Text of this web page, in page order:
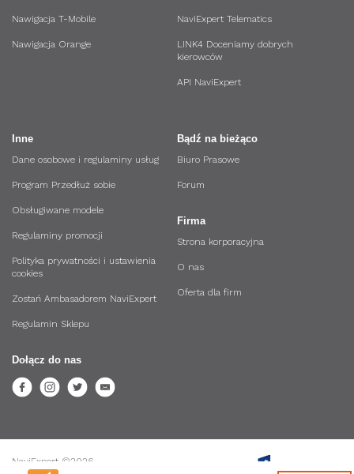
Nawigacja T-Mobile
Nawigacja Orange
NaviExpert Telematics
LINK4 Doceniamy dobrych
kierowców
API NaviExpert
Bądź na bieżąco
Biuro Prasowe
Forum
Firma
Strona korporacyjna
O nas
Oferta dla firm
Inne
Dane osobowe i regulaminy usług
Program Przedłuż sobie
Obsługiwane modele
Regulaminy promocji
Polityka prywatności i ustawienia
cookies
Zostań Ambasadorem NaviExpert
Regulamin Sklepu
Dołącz do nas
NaviExpert ©2026.